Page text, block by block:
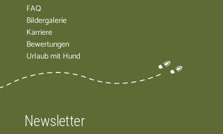
FAQ
Bildergalerie
Karriere
Bewertungen
Urlaub mit Hund
Newsletter